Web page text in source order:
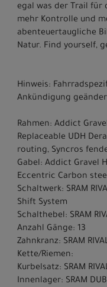
egal was der Trail
mehr Kontrolle und
abenteuertaugliche
Natur. Find yourself,
Hinweis:
Ankündigung
Rahmen: Addict
Replaceable UDH
routing, Syncros
Gabel: Addict Gravel
Eccentric Carbon
Schaltwerk: SRAM
Shift System
Schalthebel: SRAM
Anzahl Gänge: 13
Zahnkranz: SRAM
Kette/Riemen:
Kurbelsatz: SRAM
Innenlager: SRAM